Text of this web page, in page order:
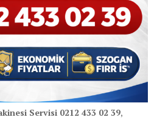
Servisi 0212 433 02 39,